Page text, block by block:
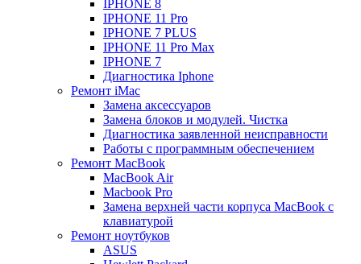
IPHONE 8
IPHONE 11 Pro
IPHONE 7 PLUS
IPHONE 11 Pro Max
IPHONE 7
Диагностика Iphone
Ремонт iMac
Замена аксессуаров
Замена блоков и модулей. Чистка
Диагностика заявленной неисправности
Работы с программным обеспечением
Ремонт MacBook
MacBook Air
Macbook Pro
Замена верхней части корпуса MacBook с
клавиатурой
Ремонт ноутбуков
ASUS